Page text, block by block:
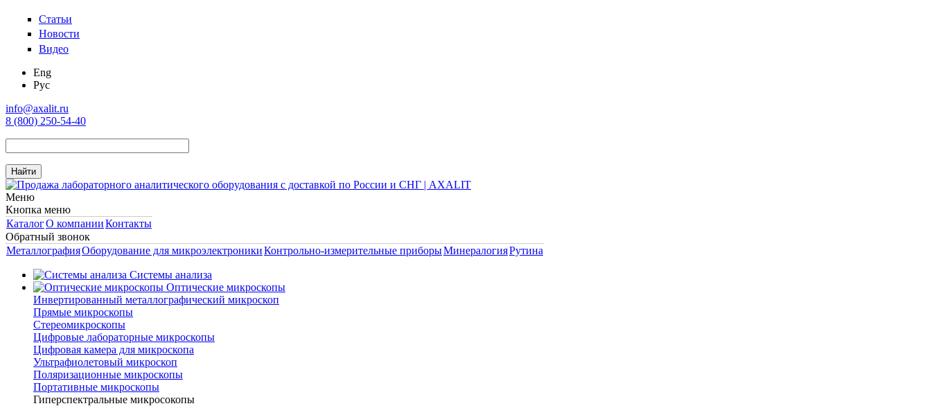
Статьи
Новости
Видео
Eng
Рус
info@axalit.ru
8 (800) 250-54-40
Меню
Кнопка меню
КаталогО компанииКонтакты
Обратный звонок
МеталлографияОборудование для микроэлектроникиКонтрольно-измерительные приборыМинералогияРутина
Системы анализа
Оптические микроскопы
Инвертированный металлографический микроскоп
Прямые микроскопы
Стереомикроскопы
Цифровые лабораторные микроскопы
Цифровая камера для микроскопа
Ультрафиолетовый микроскоп
Поляризационные микроскопы
Портативные микроскопы
Гиперспектральные микросокопы